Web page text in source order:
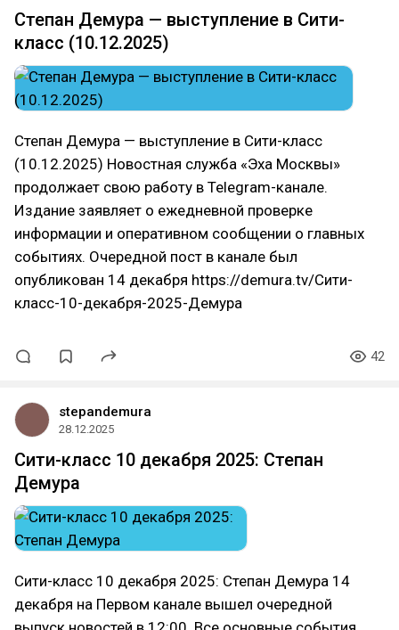
Степан Демура — выступление в Сити-
класс (10.12.2025)
Степан Демура — выступление в Сити-класс
(10.12.2025) Новостная служба «Эха Москвы»
продолжает свою работу в Telegram-канале.
Издание заявляет о ежедневной проверке
информации и оперативном сообщении о главных
событиях. Очередной пост в канале был
опубликован 14 декабря https://demura.tv/Сити-
класс-10-декабря-2025-Демура
42
stepandemura
28.12.2025
Сити-класс 10 декабря 2025: Степан
Демура
Сити-класс 10 декабря 2025: Степан Демура 14
декабря на Первом канале вышел очередной